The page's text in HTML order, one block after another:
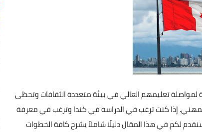
لمواصلة تعليمهم العالي في بيئة متعددة الثقافات وتحظى
إذا كنت ترغب في الدراسة في كندا وترغب في معرفة
لكم في هذا المقال دليلًا شاملاً يشرح كافة الخطوات